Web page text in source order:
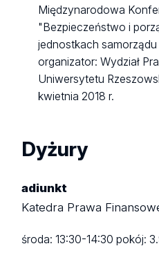
Międzynarodowa
"Bezpieczeństwo i
jednostkach
organizator: Wydział
Uniwersytetu
kwietnia 2018 r.
Dyżury
adiunkt
Katedra Prawa
środa: 13:30-14:30 pokój: